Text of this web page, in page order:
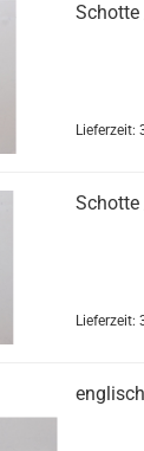
Lieferzeit:
Lieferzeit: